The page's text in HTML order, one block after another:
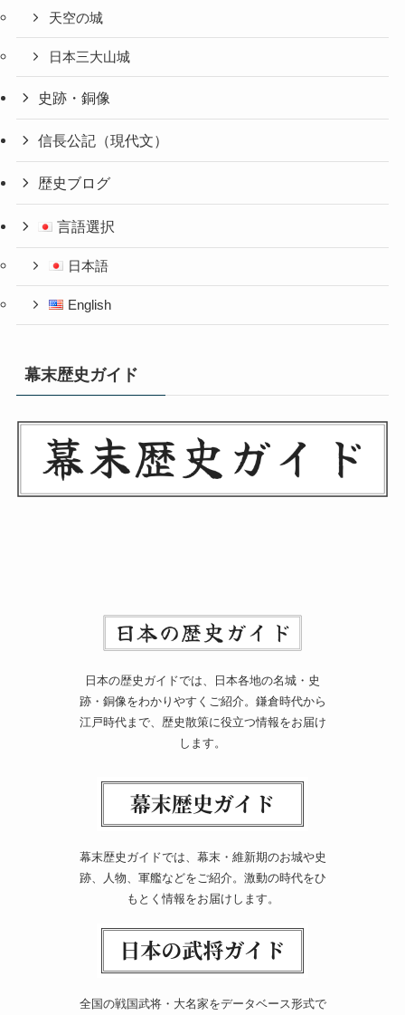
天空の城
日本三大山城
史跡・銅像
信長公記（現代文）
歴史ブログ
言語選択
日本語
English
幕末歴史ガイド
日本の歴史ガイドでは、日本各地の名城・史
跡・銅像をわかりやすくご紹介。鎌倉時代から
江戸時代まで、歴史散策に役立つ情報をお届け
します。
幕末歴史ガイドでは、幕末・維新期のお城や史
跡、人物、軍艦などをご紹介。激動の時代をひ
もとく情報をお届けします。
全国の戦国武将・大名家をデータベース形式で